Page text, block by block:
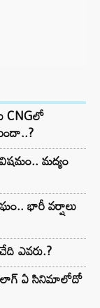
CNGలో
మద్యం
భారీ వర్షాలు
ఎవరు.?
డైలాగ్ ఏ సినిమాలోదో